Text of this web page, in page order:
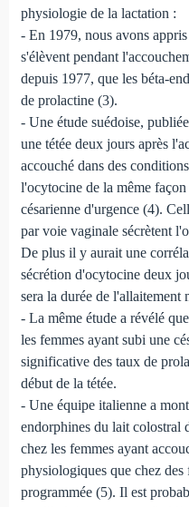
physiologie de la lactation :
- En 1979, nous avons
s'élèvent pendant
depuis 1977, que les béta-
de prolactine (3).
- Une étude suédoise,
une tétée deux jours après
accouché dans des
l'ocytocine de la même
césarienne d'urgence (4).
par voie vaginale sécrètent
De plus il y aurait une
sécrétion d'ocytocine deux
sera la durée de l'allaitement
- La même étude a révélé
les femmes ayant subi une
significative des taux de
début de la tétée.
- Une équipe italienne a
endorphines du lait colostral
chez les femmes ayant
physiologiques que chez des
programmée (5). Il est